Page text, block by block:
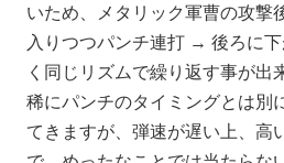
いため、メタリック軍曹の攻撃
入りつつパンチ連打 → 後ろに
く同じリズムで繰り返す事が出
稀にパンチのタイミングとは別
てきますが、弾速が遅い上、高